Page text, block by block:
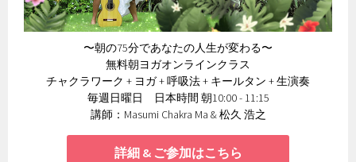
〜朝の75分であなたの人生が変わる〜
無料朝ヨガオンラインクラス
チャクラワーク + ヨガ + 呼吸法 + キールタン + 生演奏
毎週日曜日 日本時間 朝10:00 - 11:15
講師：Masumi Chakra Ma & 松久 浩之
詳細 & ご参加はこちら